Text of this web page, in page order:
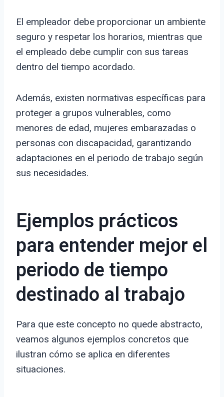
El empleador debe proporcionar un ambiente
seguro y respetar los horarios, mientras que
el empleado debe cumplir con sus tareas
dentro del tiempo acordado.
Además, existen normativas específicas para
proteger a grupos vulnerables, como
menores de edad, mujeres embarazadas o
personas con discapacidad, garantizando
adaptaciones en el periodo de trabajo según
sus necesidades.
Ejemplos prácticos
para entender mejor el
periodo de tiempo
destinado al trabajo
Para que este concepto no quede abstracto,
veamos algunos ejemplos concretos que
ilustran cómo se aplica en diferentes
situaciones.